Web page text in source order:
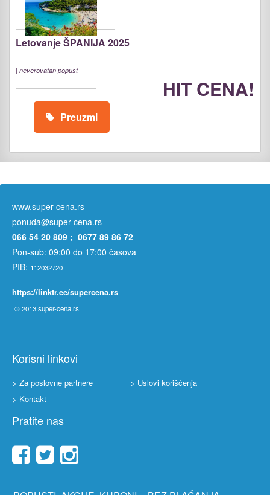
Letovanje ŠPANIJA 2025
| neverovatan popust
HIT CENA!
Preuzmi
www.super-cena.rs
ponuda@super-cena.rs
066 54 20 809 ; 0677 89 86 72
Pon-sub: 09:00 do 17:00 časova
PIB: 112032720
https://linktr.ee/supercena.rs
© 2013super-cena.rs
Korisni linkovi
> Za poslovne partnere
> Uslovi korišćenja
> Kontakt
Pratite nas